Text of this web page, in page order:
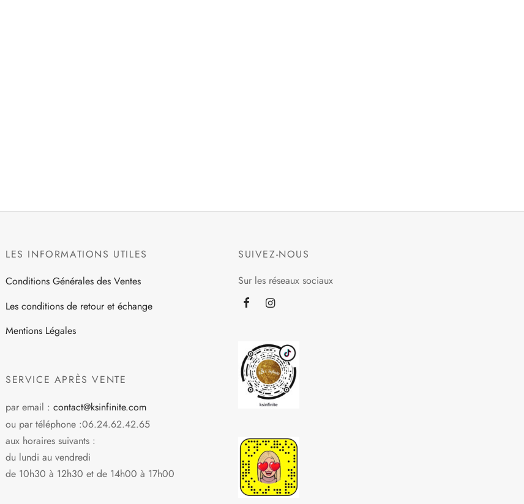
LES INFORMATIONS UTILES
Conditions Générales des Ventes
Les conditions de retour et échange
Mentions Légales
SERVICE APRÈS VENTE
par email : contact@ksinfinite.com
ou par téléphone :06.24.62.42.65
aux horaires suivants :
du lundi au vendredi
de 10h30 à 12h30 et de 14h00 à 17h00
SUIVEZ-NOUS
Sur les réseaux sociaux